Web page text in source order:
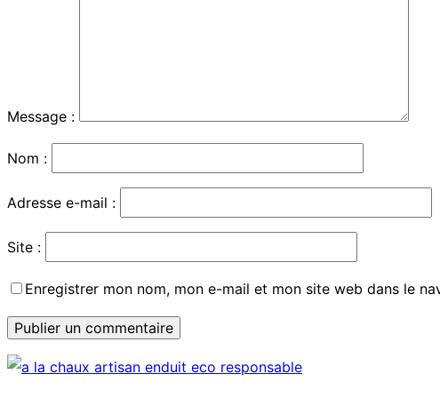
Message :
Nom :
Adresse e-mail :
Site :
Enregistrer mon nom, mon e-mail et mon site web dans le